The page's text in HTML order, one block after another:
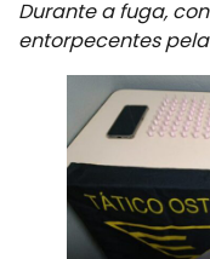
Durante a fuga,
entorpecentes